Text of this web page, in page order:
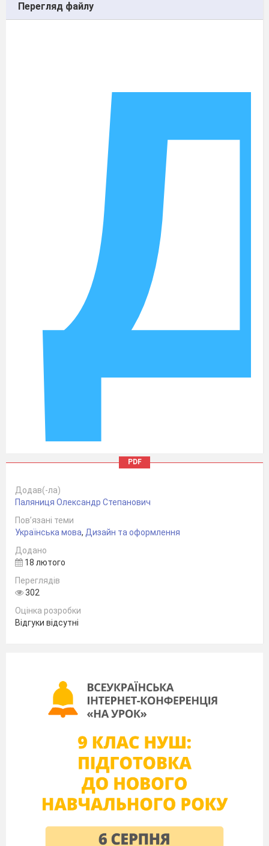
Перегляд файлу
Е
PDF
Додав(-ла)
Паляниця Олександр Степанович
Пов’язані теми
Українська мова, Дизайн та оформлення
Додано
18 лютого
Переглядів
302
Оцінка розробки
Відгуки відсутні